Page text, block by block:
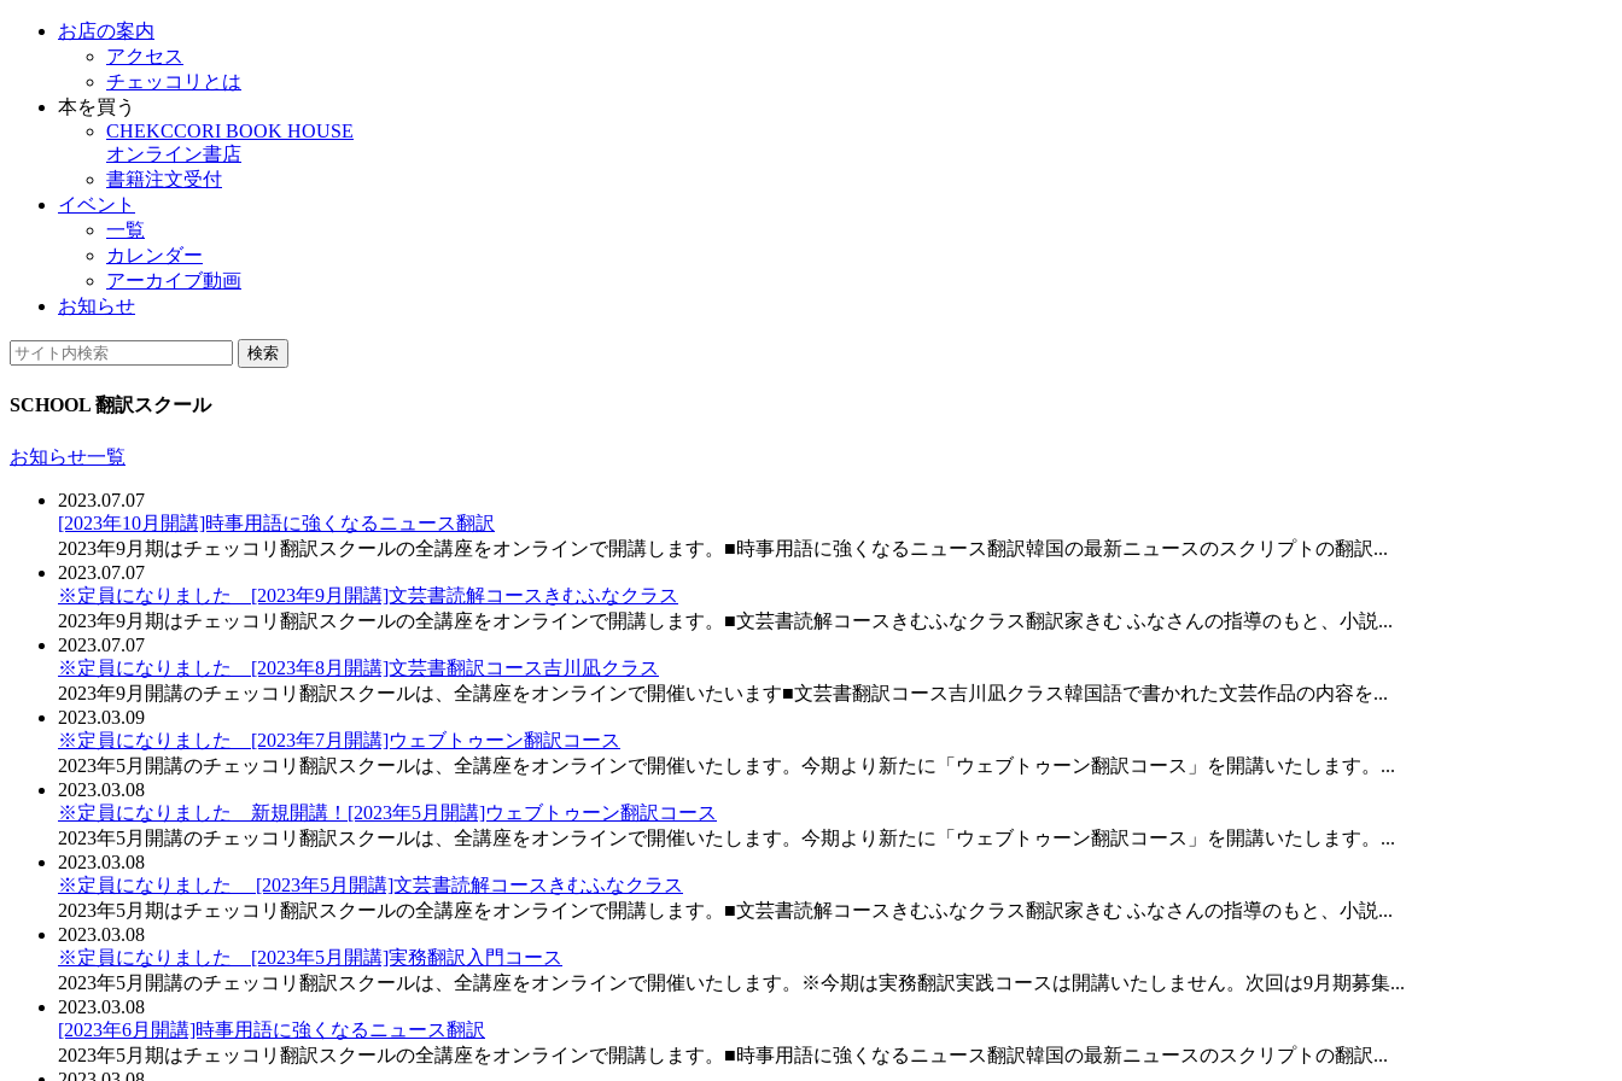
お店の案内
アクセス
チェッコリとは
本を買う
CHEKCCORI BOOK HOUSE
オンライン書店
書籍注文受付
イベント
一覧
カレンダー
アーカイブ動画
お知らせ
検索
SCHOOL 翻訳スクール
お知らせ一覧
2023.07.07
[2023年10月開講]時事用語に強くなるニュース翻訳
2023年9月期はチェッコリ翻訳スクールの全講座をオンラインで開講します。■時事用語に強くなるニュース翻訳韓国の最新ニュースのスクリプトの翻訳...
2023.07.07
※定員になりました [2023年9月開講]文芸書読解コースきむふなクラス
2023年9月期はチェッコリ翻訳スクールの全講座をオンラインで開講します。■文芸書読解コースきむふなクラス翻訳家きむ ふなさんの指導のもと、小説...
2023.07.07
※定員になりました [2023年8月開講]文芸書翻訳コース吉川凪クラス
2023年9月開講のチェッコリ翻訳スクールは、全講座をオンラインで開催いたいます■文芸書翻訳コース吉川凪クラス韓国語で書かれた文芸作品の内容を...
2023.03.09
※定員になりました [2023年7月開講]ウェブトゥーン翻訳コース
2023年5月開講のチェッコリ翻訳スクールは、全講座をオンラインで開催いたします。今期より新たに「ウェブトゥーン翻訳コース」を開講いたします。...
2023.03.08
※定員になりました 新規開講！[2023年5月開講]ウェブトゥーン翻訳コース
2023年5月開講のチェッコリ翻訳スクールは、全講座をオンラインで開催いたします。今期より新たに「ウェブトゥーン翻訳コース」を開講いたします。...
2023.03.08
※定員になりました [2023年5月開講]文芸書読解コースきむふなクラス
2023年5月期はチェッコリ翻訳スクールの全講座をオンラインで開講します。■文芸書読解コースきむふなクラス翻訳家きむ ふなさんの指導のもと、小説...
2023.03.08
※定員になりました [2023年5月開講]実務翻訳入門コース
2023年5月開講のチェッコリ翻訳スクールは、全講座をオンラインで開催いたします。※今期は実務翻訳実践コースは開講いたしません。次回は9月期募集...
2023.03.08
[2023年6月開講]時事用語に強くなるニュース翻訳
2023年5月期はチェッコリ翻訳スクールの全講座をオンラインで開講します。■時事用語に強くなるニュース翻訳韓国の最新ニュースのスクリプトの翻訳...